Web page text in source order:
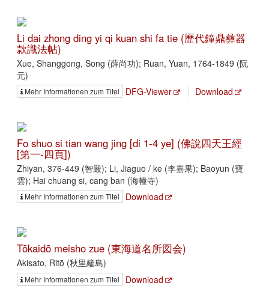
Li dai zhong ding yi qi kuan shi fa tie (歷代鐘鼎彝器
款識法帖)
Xue, Shanggong, Song (薛尚功); Ruan, Yuan, 1764-1849 (阮
元)
Mehr Informationen zum Titel DFG-Viewer Download
Fo shuo si tian wang jing [di 1-4 ye] (佛說四天王經
[第一-四頁])
Zhiyan, 376-449 (智嚴); Li, Jiaguo / ke (李嘉果); Baoyun (寶
雲); Hai chuang si, cang ban (海幢寺)
Mehr Informationen zum Titel Download
Tōkaidō meisho zue (東海道名所図会)
Akisato, Ritō (秋里籬島)
Mehr Informationen zum Titel Download